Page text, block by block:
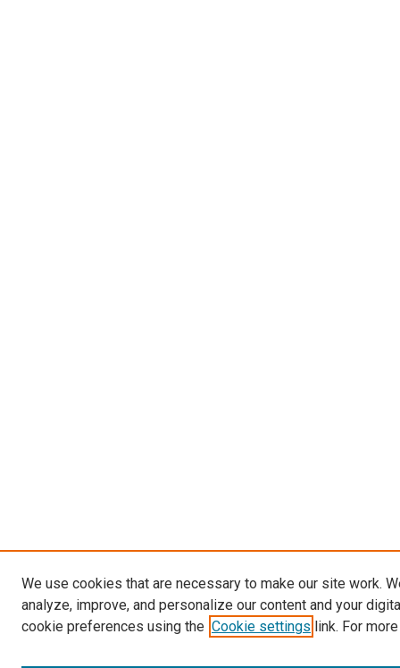
We use cookies that are necessary to make our site work.
analyze, improve, and personalize our content and your
cookie preferences using the Cookie settings link. For